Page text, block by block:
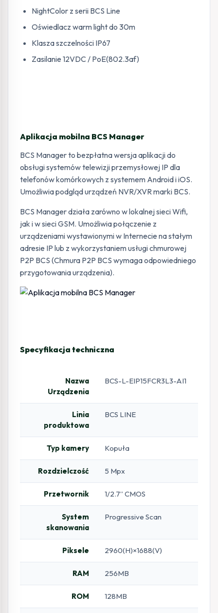
NightColor z serii BCS Line
Oświedlacz warm light do 30m
Klasza szczelności IP67
Zasilanie 12VDC / PoE(802.3af)
Aplikacja mobilna BCS Manager
BCS Manager to bezpłatna wersja aplikacji do
obsługi systemów telewizji przemysłowej IP dla
telefonów komórkowych z systemem Android i iOS.
Umożliwia podgląd urządzeń NVR/XVR marki BCS.
BCS Manager działa zarówno w lokalnej sieci Wifi,
jak i w sieci GSM. Umożliwia połączenie z
urządzeniami wystawionymi w Internecie na stałym
adresie IP lub z wykorzystaniem usługi chmurowej
P2P BCS (Chmura P2P BCS wymaga odpowiedniego
przygotowania urządzenia).
Specyfikacja techniczna
Nazwa
Urządzenia
BCS-L-EIP15FCR3L3-AI1
Linia
produktowa
BCS LINE
Typ kamery Kopuła
Rozdzielczość 5 Mpx
Przetwornik 1/2.7” CMOS
System
skanowania
Progressive Scan
Piksele 2960(H)×1688(V)
RAM 256MB
ROM 128MB